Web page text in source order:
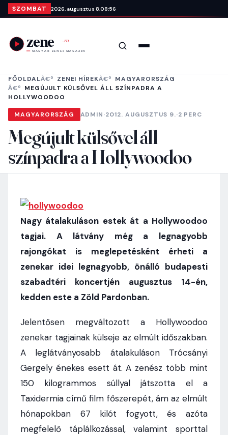
Ugrás a tartalomra
SZOMBAT 2026. augusztus 8. 08:56
Keresés
FŐOLDAL ZENEI HÍREK
MAGYARORSZÁG
MEGÚJULT KÜLSŐVEL ÁLL SZÍNPADRA A
HOLLYWOODOO
MAGYARORSZÁG ADMIN·2012. AUGUSZTUS 9.·2 PERC
Megújult külsővel áll
színpadra a Hollywoodoo
Nagy átalakuláson estek át a Hollywoodoo
tagjai. A látvány még a legnagyobb
rajongókat is meglepetésként érheti a
zenekar idei legnagyobb, önálló budapesti
szabadtéri koncertjén augusztus 14-én,
kedden este a Zöld Pardonban.
Jelentősen megváltozott a Hollywoodoo
zenekar tagjainak külseje az elmúlt időszakban.
A leglátványosabb átalakuláson Trócsányi
Gergely énekes esett át. A zenész több mint
150 kilogrammos súllyal játszotta el a
Taxidermia című film főszerepét, ám az elmúlt
hónapokban 67 kilót fogyott, és azóta
megfelelő táplálkozással, valamint sporttal